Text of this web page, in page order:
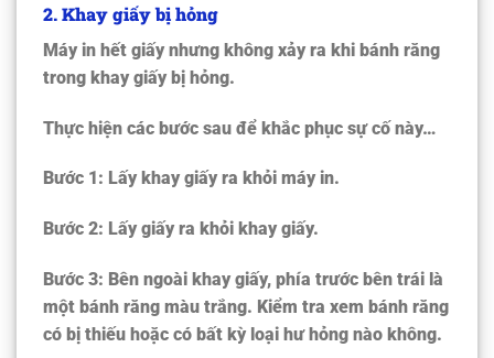
2. Khay giấy bị hỏng
Máy in hết giấy nhưng không xảy ra khi bánh răng
trong khay giấy bị hỏng.
Thực hiện các bước sau để khắc phục sự cố này…
Bước 1: Lấy khay giấy ra khỏi máy in.
Bước 2: Lấy giấy ra khỏi khay giấy.
Bước 3: Bên ngoài khay giấy, phía trước bên trái là
một bánh răng màu trắng. Kiểm tra xem bánh răng
có bị thiếu hoặc có bất kỳ loại hư hỏng nào không.